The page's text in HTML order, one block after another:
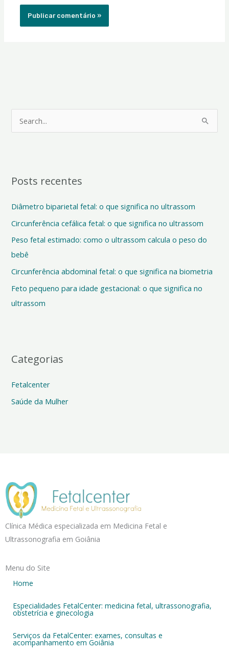
u
s
a
r
p
o
r
:
Posts recentes
Diâmetro biparietal fetal: o que significa no ultrassom
Circunferência cefálica fetal: o que significa no ultrassom
Peso fetal estimado: como o ultrassom calcula o peso do
bebê
Circunferência abdominal fetal: o que significa na biometria
Feto pequeno para idade gestacional: o que significa no
ultrassom
Categorias
Fetalcenter
Saúde da Mulher
Clínica Médica especializada em Medicina Fetal e
Ultrassonografia em Goiânia
Menu do Site
Home
Especialidades FetalCenter: medicina fetal, ultrassonografia,
obstetrícia e ginecologia
Serviços da FetalCenter: exames, consultas e
acompanhamento em Goiânia